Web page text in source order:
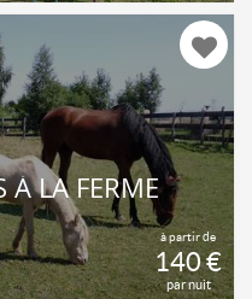
à partir de
140 €
par nuit
À LA FERME